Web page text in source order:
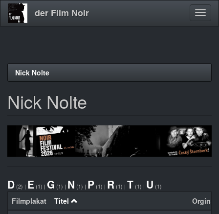
Direkt
der Film Noir
Nick Nolte
Nick Nolte
D (2) | E (1) | G (1) | N (1) | P (1) | R (1) | T (1) | U (1)
Filmplakat Titel